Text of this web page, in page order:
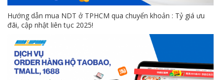
Hướng dẫn mua NDT ở TPHCM qua chuyển khoản : Tỷ giá ưu
đãi, cập nhật liên tục 2025!